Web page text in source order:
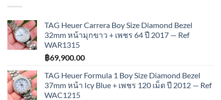
TAG Heuer Carrera Boy Size Diamond Bezel
32mm หน้ามุกขาว + เพชร 64 ปี 2017 — Ref
WAR1315
฿69,900.00
TAG Heuer Formula 1 Boy Size Diamond Bezel
37mm หน้า Icy Blue + เพชร 120 เม็ด ปี 2012 — Ref
WAC1215